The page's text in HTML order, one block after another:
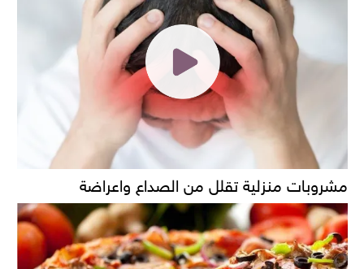
مشروبات منزلية تقلل من الصداع واعراضة